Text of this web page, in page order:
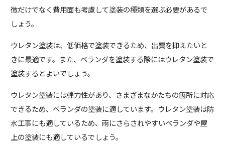
徴だけでなく費用面も考慮して塗装の種類を選ぶ必要があるで
しょう。
ウレタン塗装は、低価格で塗装できるため、出費を抑えたいと
きに最適です。また、ベランダを塗装する際にはウレタン塗装で
塗装するとよいでしょう。
ウレタン塗装には弾力性があり、さまざまなかたちの箇所に対応
できるため、ベランダの塗装に適しています。ウレタン塗装は防
水工事にも適しているため、雨にさらされやすいベランダや屋
上の塗装にも適しているでしょう。